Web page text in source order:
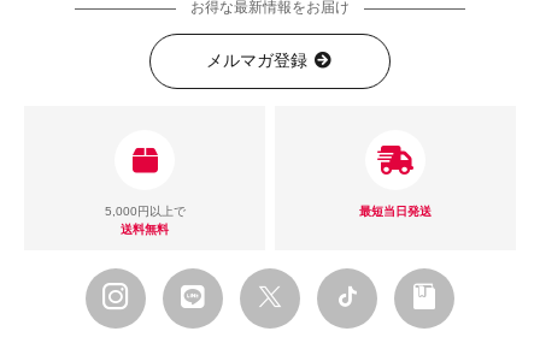
お得な最新情報をお届け
メルマガ登録
5,000円以上で
送料無料
最短当日発送